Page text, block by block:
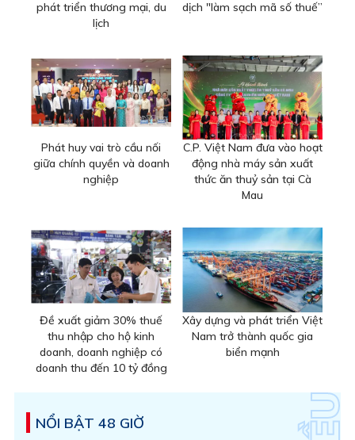
phát triển thương mại, du
lịch
dịch "làm sạch mã số thuế”
Phát huy vai trò cầu nối
giữa chính quyền và doanh
nghiệp
C.P. Việt Nam đưa vào hoạt
động nhà máy sản xuất
thức ăn thuỷ sản tại Cà
Mau
Đề xuất giảm 30% thuế
thu nhập cho hộ kinh
doanh, doanh nghiệp có
doanh thu đến 10 tỷ đồng
Xây dựng và phát triển Việt
Nam trở thành quốc gia
biển mạnh
NỔI BẬT 48 GIỜ